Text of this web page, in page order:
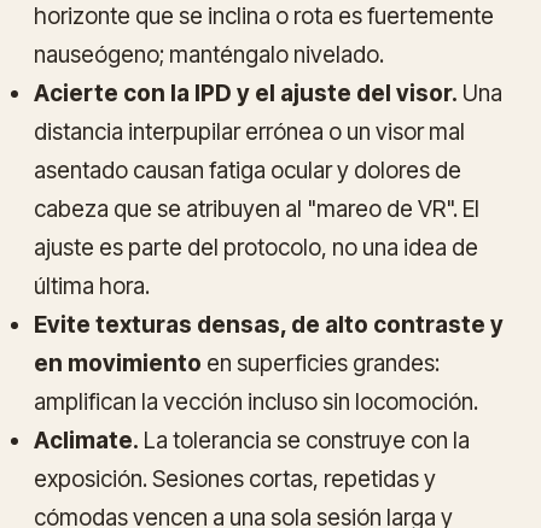
horizonte que se inclina o rota es fuertemente
nauseógeno; manténgalo nivelado.
Acierte con la IPD y el ajuste del visor. Una
distancia interpupilar errónea o un visor mal
asentado causan fatiga ocular y dolores de
cabeza que se atribuyen al "mareo de VR". El
ajuste es parte del protocolo, no una idea de
última hora.
Evite texturas densas, de alto contraste y
en movimiento en superficies grandes:
amplifican la vección incluso sin locomoción.
Aclimate. La tolerancia se construye con la
exposición. Sesiones cortas, repetidas y
cómodas vencen a una sola sesión larga y